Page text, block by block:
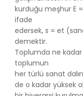
kurduğu meşhur E
ifade
edersek, s = et
demektir.
Toplumda ne
toplumun
her türlü sanat
de o kadar yüksek